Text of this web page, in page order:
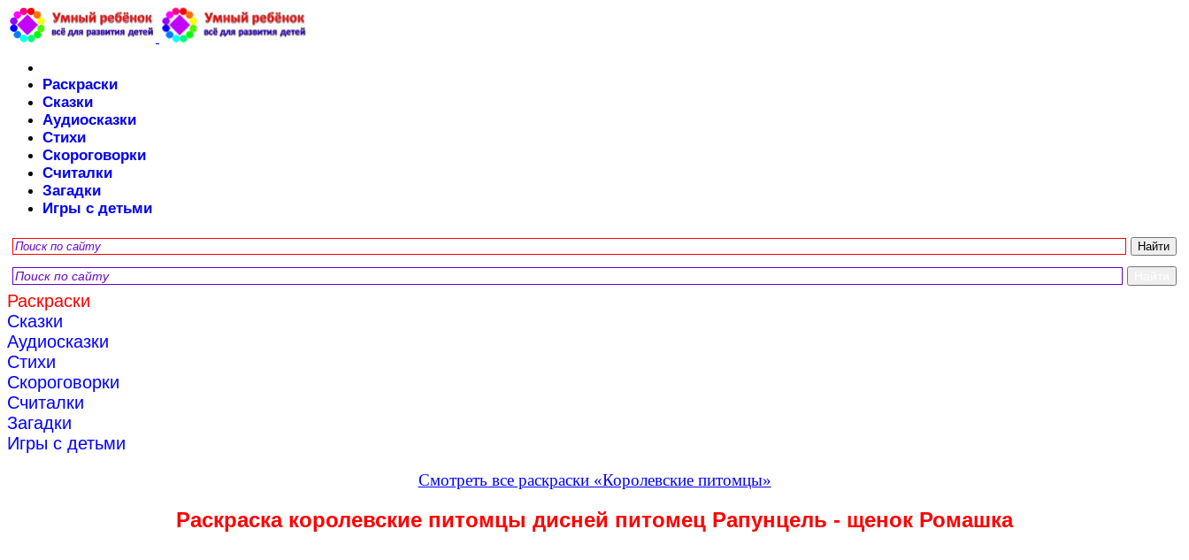
Раскраски
Сказки
Аудиосказки
Стихи
Скороговорки
Считалки
Загадки
Игры с детьми
Раскраски
Сказки
Аудиосказки
Стихи
Скороговорки
Считалки
Загадки
Игры с детьми
Смотреть все раскраски «Королевские питомцы»
Раскраска королевские питомцы дисней питомец Рапунцель - щенок Ромашка